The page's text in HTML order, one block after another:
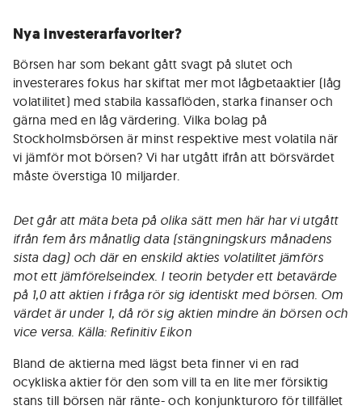
Nya investerarfavoriter?
Börsen har som bekant gått svagt på slutet och
investerares fokus har skiftat mer mot lågbetaaktier (låg
volatilitet) med stabila kassaflöden, starka finanser och
gärna med en låg värdering. Vilka bolag på
Stockholmsbörsen är minst respektive mest volatila när
vi jämför mot börsen? Vi har utgått ifrån att börsvärdet
måste överstiga 10 miljarder.
Det går att mäta beta på olika sätt men här har vi utgått
ifrån fem års månatlig data (stängningskurs månadens
sista dag) och där en enskild akties volatilitet jämförs
mot ett jämförelseindex. I teorin betyder ett betavärde
på 1,0 att aktien i fråga rör sig identiskt med börsen. Om
värdet är under 1, då rör sig aktien mindre än börsen och
vice versa. Källa: Refinitiv Eikon
Bland de aktierna med lägst beta finner vi en rad
ocykliska aktier för den som vill ta en lite mer försiktig
stans till börsen när ränte- och konjunkturoro för tillfället